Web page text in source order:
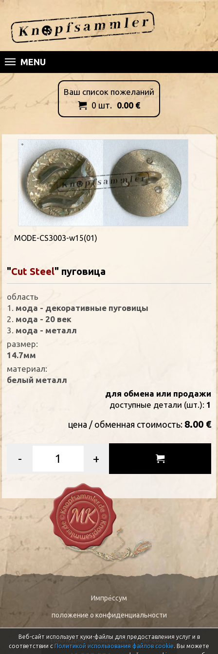
MENU
Ваш список пожеланий
 0 шт. 0.00 €
MODE-CS3003-w15(01)
"Cut Steel" пуговица
oбласть
1.
мода - декоративные пуговицы
2. мода - 20 век
3. мода - металл
размер:
14.7мм
материал:
белый металл
для обмена или продажи
доступные детали (шт.): 1
цена / oбменная стоимость: 8.00 €
- +
Импре́ссум
положение о конфиденциальности
Последнее обновление: 07-08-2026
Веб-сайт использует куки-файлы для предоставления услуг и в
соответствии с Политикой использования файлов cookie. Вы можете